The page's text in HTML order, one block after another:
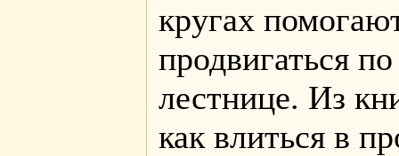
кругах
продвигаться
лестнице. Из
как влиться в